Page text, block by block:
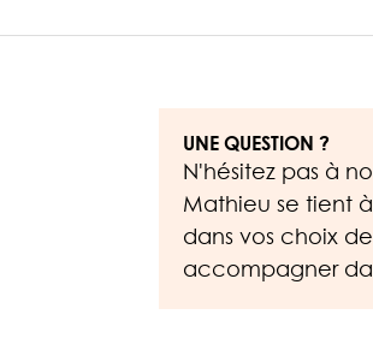
UNE QUESTION ?
N'hésitez pas à
Mathieu se tient
dans vos choix
accompagner